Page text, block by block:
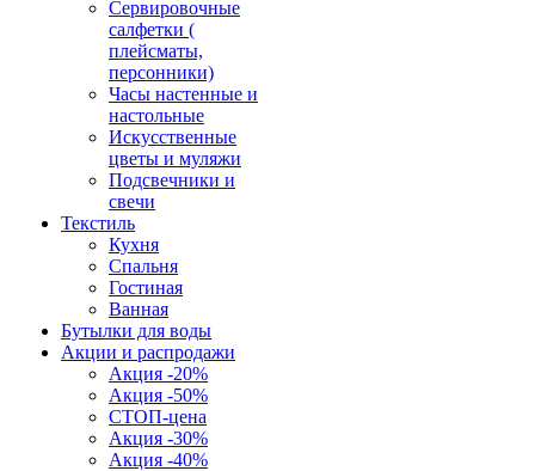
Сервировочные
салфетки (
плейсматы,
персонники)
Часы настенные и
настольные
Искусственные
цветы и муляжи
Подсвечники и
свечи
Текстиль
Кухня
Спальня
Гостиная
Ванная
Бутылки для воды
Акции и распродажи
Акция -20%
Акция -50%
СТОП-цена
Акция -30%
Акция -40%